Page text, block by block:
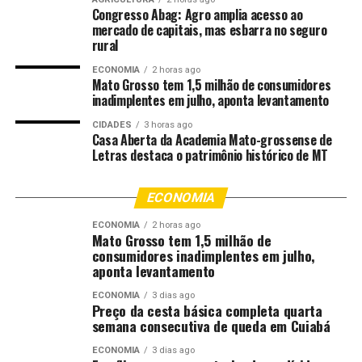
no Estado foram atendidas pela Patrulha Maria da
Penha. Foram mais de 12 mil visitas solidárias a essas
A deputada federal Gisela Simona lembrou que, segundo
dados da Polícia Civil, as mulheres com medidas
Congresso Abag: Agro amplia acesso ao
mercado de capitais, mas esbarra no seguro
rural
ECONOMIA 2 horas ago
Mato Grosso tem 1,5 milhão de consumidores
inadimplentes em julho, aponta levantamento
CIDADES 3 horas ago
Casa Aberta da Academia Mato-grossense de
Letras destaca o patrimônio histórico de MT
ECONOMIA
ECONOMIA 2 horas ago
Mato Grosso tem 1,5 milhão de
consumidores inadimplentes em julho,
aponta levantamento
ECONOMIA 3 dias ago
Preço da cesta básica completa quarta
semana consecutiva de queda em Cuiabá
ECONOMIA 3 dias ago